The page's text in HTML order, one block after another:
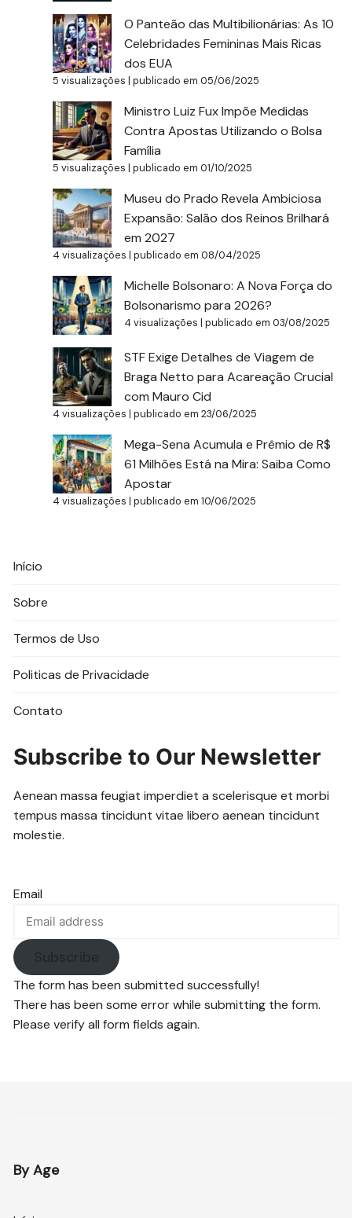
O Panteão das Multibilionárias: As 10
Celebridades Femininas Mais Ricas
dos EUA
5 visualizações |publicado em 05/06/2025
Ministro Luiz Fux Impõe Medidas
Contra Apostas Utilizando o Bolsa
Família
5 visualizações |publicado em 01/10/2025
Museu do Prado Revela Ambiciosa
Expansão: Salão dos Reinos Brilhará
em 2027
4 visualizações |publicado em 08/04/2025
Michelle Bolsonaro: A Nova Força do
Bolsonarismo para 2026?
4 visualizações |publicado em 03/08/2025
STF Exige Detalhes de Viagem de
Braga Netto para Acareação Crucial
com Mauro Cid
4 visualizações |publicado em 23/06/2025
Mega-Sena Acumula e Prêmio de R$
61 Milhões Está na Mira: Saiba Como
Apostar
4 visualizações |publicado em 10/06/2025
Início
Sobre
Termos de Uso
Politicas de Privacidade
Contato
Subscribe to Our Newsletter
Aenean massa feugiat imperdiet a scelerisque et morbi
tempus massa tincidunt vitae libero aenean tincidunt
molestie.
Email
Subscribe
The form has been submitted successfully!
There has been some error while submitting the form.
Please verify all form fields again.
By Age